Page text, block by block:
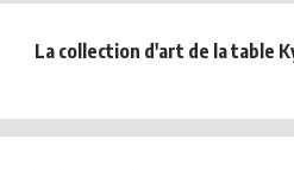
La collection d'art de la table